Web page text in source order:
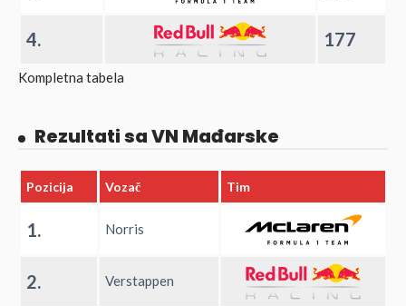
4. 177
Kompletna tabela
Rezultati sa VN Mađarske
Pozicija Vozač Tim
1. Norris
2. Verstappen